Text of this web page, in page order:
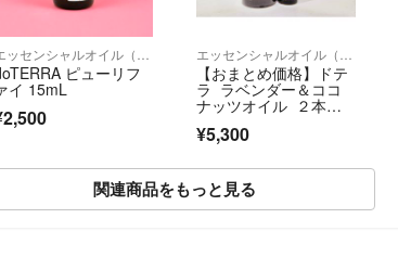
ピューリフ
イ 15mL
【おまとめ価格】ドテ
ラ ラベンダー＆ココ
ナッツオイル ２本セ
ット
¥5,300
関連商品をもっと見る